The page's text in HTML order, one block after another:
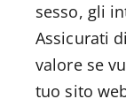
sesso, gli
Assicurati
valore se
tuo sito